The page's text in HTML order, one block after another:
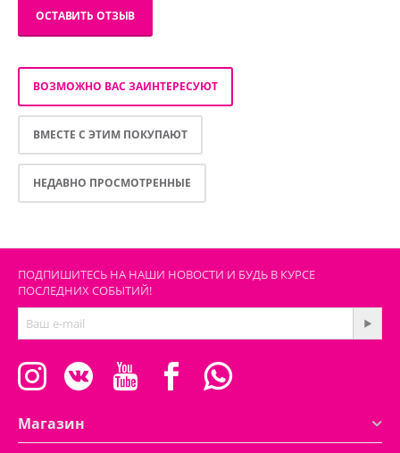
ОСТАВИТЬ ОТЗЫВ
ВОЗМОЖНО ВАС ЗАИНТЕРЕСУЮТ
ВМЕСТЕ С ЭТИМ ПОКУПАЮТ
НЕДАВНО ПРОСМОТРЕННЫЕ
ПОДПИШИТЕСЬ НА НАШИ НОВОСТИ И БУДЬ В КУРСЕ
ПОСЛЕДНИХ СОБЫТИЙ!
Магазин